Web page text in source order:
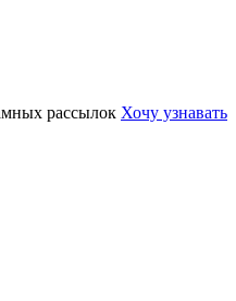
рассылок Хочу узнавать